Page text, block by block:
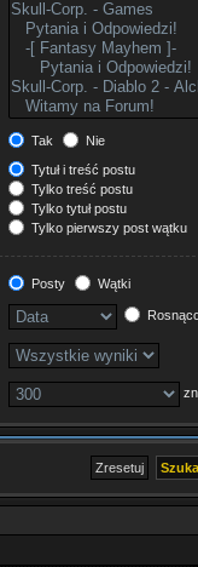
Tak
Nie
Tytuł i treść postu
Tylko treść postu
Tylko tytuł postu
Tylko pierwszy post wątku
Posty
Wątki